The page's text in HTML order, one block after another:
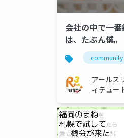
会社の中で一
は、たぶん僕。
community
アールス
ィテュー